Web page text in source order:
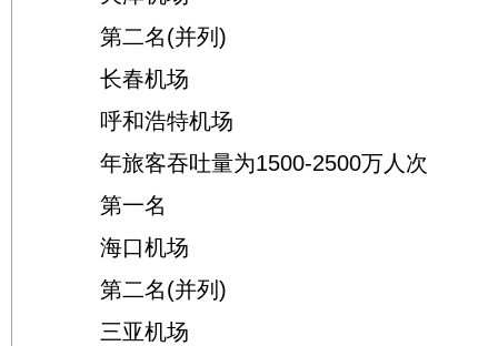
第二名(并列)
长春机场
呼和浩特机场
年旅客吞吐量为1500-2500万人次
第一名
海口机场
第二名(并列)
三亚机场